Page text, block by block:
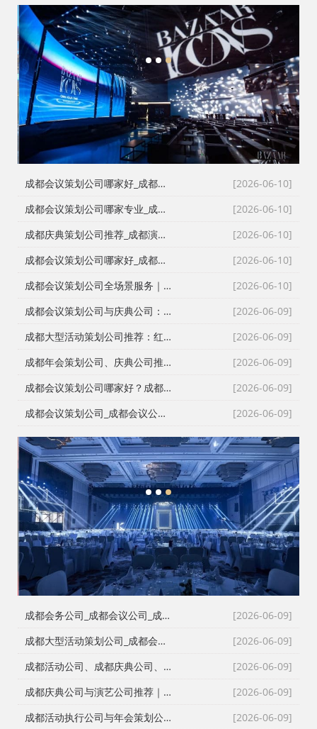
1 2 3
[2026-06-10]
成都会议策划公司哪家好_成都活动执行公司_成都庆典公司_火壶打铁花非遗表演全资源覆盖
[2026-06-10]
成都会议策划公司哪家专业_成都活动执行公司_成都庆典策划公司_全场景演艺资源快速匹配
[2026-06-10]
成都庆典策划公司推荐_成都演艺公司_成都活动执行公司_成都大型活动策划公司一手资源物美价廉
[2026-06-10]
成都会议策划公司哪家好_成都庆典策划公司排名_成都会务公司_成都活动执行公司专业团队推荐
[2026-06-10]
成都会议策划公司全场景服务｜成都活动公司活动类型全覆盖，成都会务公司一站式解决方案
[2026-06-09]
成都会议策划公司与庆典公司：红星商贸高难度活动执行实录
[2026-06-09]
成都大型活动策划公司推荐：红星27年深耕，专业靠谱团队大
[2026-06-09]
成都年会策划公司、庆典公司推荐：企业年会、周年庆典、颁奖典礼一站式承办，红星演艺与搭建团队专业靠谱
[2026-06-09]
成都会议策划公司哪家好？成都会务公司、会议公司推荐：红星活动专业承办新闻发布会与招商会
[2026-06-09]
成都会议策划公司_成都会议公司与成都年会策划公司专业执行团队
1 2 3
[2026-06-09]
成都会务公司_成都会议公司_成都庆典公司高难度同行单二手单全接｜成都红星活动策划用26年经验说话
[2026-06-09]
成都大型活动策划公司_成都会议策划公司_成都庆典策划公司哪家专业？成都红星活动策划26年团队实力深度解析
[2026-06-09]
成都活动公司、成都庆典公司、成都会务公司、成都会议策划公司，红星团队26年经验深度解读
[2026-06-09]
成都庆典公司与演艺公司推荐｜开张剪彩、舞龙舞狮、大型晚会全案执行
[2026-06-09]
成都活动执行公司与年会策划公司推荐｜全流程服务与安全保障